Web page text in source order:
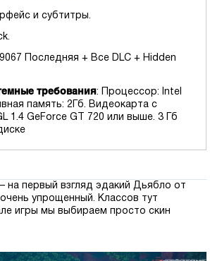
и субтитры.
Последняя + Все DLC + Hidden
требования: Процессор: Intel
память: 2Гб. Видеокарта с
1.4 GeForce GT 720 или выше. 3 Гб
на первый взгляд эдакий Дьябло от
упрощенный. Классов тут
игры мы выбираем просто скин